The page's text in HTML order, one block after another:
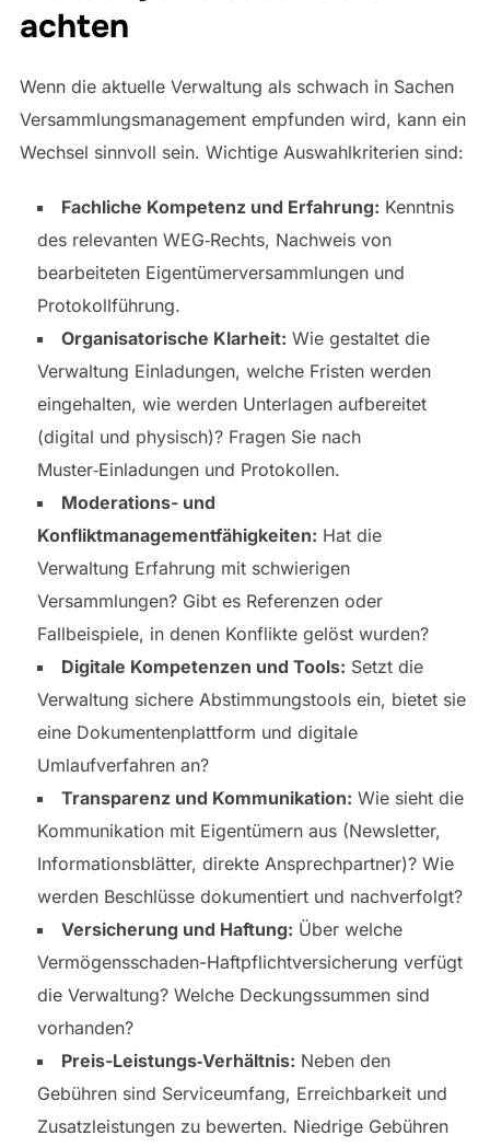
achten
Wenn die aktuelle Verwaltung als schwach in Sachen
Versammlungsmanagement empfunden wird, kann ein
Wechsel sinnvoll sein. Wichtige Auswahlkriterien sind:
Fachliche Kompetenz und Erfahrung: Kenntnis
des relevanten WEG‑Rechts, Nachweis von
bearbeiteten Eigentümerversammlungen und
Protokollführung.
Organisatorische Klarheit: Wie gestaltet die
Verwaltung Einladungen, welche Fristen werden
eingehalten, wie werden Unterlagen aufbereitet
(digital und physisch)? Fragen Sie nach
Muster‑Einladungen und Protokollen.
Moderations- und
Konfliktmanagementfähigkeiten: Hat die
Verwaltung Erfahrung mit schwierigen
Versammlungen? Gibt es Referenzen oder
Fallbeispiele, in denen Konflikte gelöst wurden?
Digitale Kompetenzen und Tools: Setzt die
Verwaltung sichere Abstimmungstools ein, bietet sie
eine Dokumentenplattform und digitale
Umlaufverfahren an?
Transparenz und Kommunikation: Wie sieht die
Kommunikation mit Eigentümern aus (Newsletter,
Informationsblätter, direkte Ansprechpartner)? Wie
werden Beschlüsse dokumentiert und nachverfolgt?
Versicherung und Haftung: Über welche
Vermögensschaden-Haftpflichtversicherung verfügt
die Verwaltung? Welche Deckungssummen sind
vorhanden?
Preis-Leistungs‑Verhältnis: Neben den
Gebühren sind Serviceumfang, Erreichbarkeit und
Zusatzleistungen zu bewerten. Niedrige Gebühren